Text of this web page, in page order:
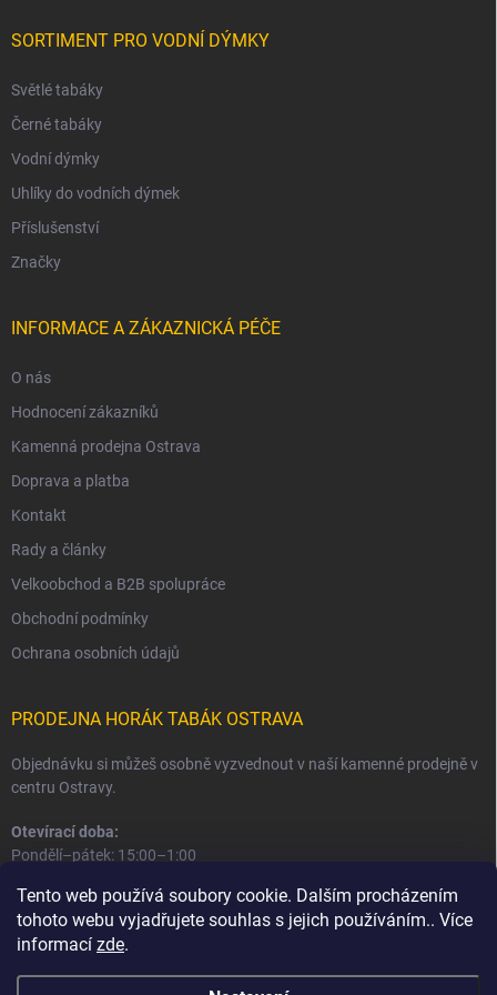
Tento web používá soubory cookie. Dalším procházením
tohoto webu vyjadřujete souhlas s jejich používáním.. Více
informací zde.
SORTIMENT PRO VODNÍ DÝMKY
Světlé tabáky
Černé tabáky
Vodní dýmky
Uhlíky do vodních dýmek
Příslušenství
Značky
INFORMACE A ZÁKAZNICKÁ PÉČE
O nás
Hodnocení zákazníků
Kamenná prodejna Ostrava
Doprava a platba
Kontakt
Rady a články
Velkoobchod a B2B spolupráce
Obchodní podmínky
Ochrana osobních údajů
PRODEJNA HORÁK TABÁK OSTRAVA
Objednávku si můžeš osobně vyzvednout v naší kamenné prodejně v
centru Ostravy.
Otevírací doba:
Pondělí–pátek: 15:00–1:00
Informace o prodejně a osobním odběru